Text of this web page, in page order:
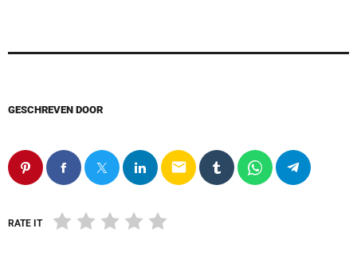
GESCHREVEN DOOR
email
RATE IT